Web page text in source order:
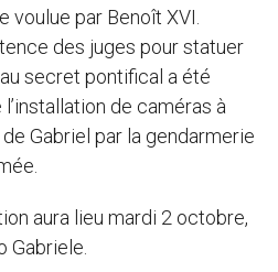
voulue par Benoît XVI.
des juges pour statuer
secret pontifical a été
de caméras à
Gabriel par la gendarmerie
aura lieu mardi 2 octobre,
Gabriele.